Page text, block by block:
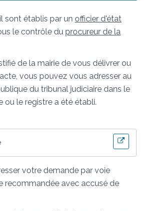
sont établis par un officier d'état
le contrôle du procureur de la
de la mairie de vous délivrer ou
vous pouvez vous adresser au
du tribunal judiciaire dans le
ou le registre a été établi.
votre demande par voie
recommandée avec accusé de